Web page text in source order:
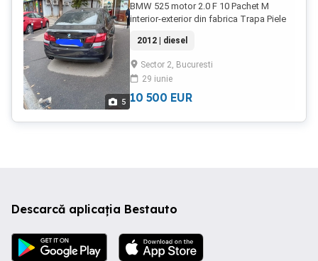
5
BMW 525 motor 2.0 F 10 Pachet M
interior-exterior din fabrica Trapa Piele
electrice Navi mare Cutie automată 4
moduri de condus
2012 | diesel
Sector 2, Bucuresti
29 iunie
10 500 EUR
Descarcă aplicația Bestauto